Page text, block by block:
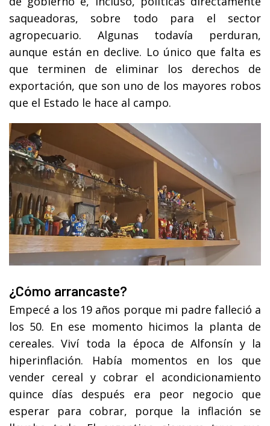
saqueadoras, sobre todo para el sector
agropecuario. Algunas todavía perduran,
aunque están en declive. Lo único que falta es
que terminen de eliminar los derechos de
exportación, que son uno de los mayores robos
que el Estado le hace al campo.
¿Cómo arrancaste?
Empecé a los 19 años porque mi padre falleció a
los 50. En ese momento hicimos la planta de
cereales. Viví toda la época de Alfonsín y la
hiperinflación. Había momentos en los que
vender cereal y cobrar el acondicionamiento
quince días después era peor negocio que
esperar para cobrar, porque la inflación se